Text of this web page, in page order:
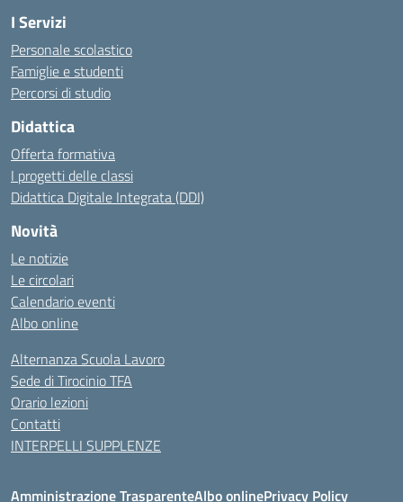
I Servizi
Personale scolastico
Famiglie e studenti
Percorsi di studio
Didattica
Offerta formativa
I progetti delle classi
Didattica Digitale Integrata (DDI)
Novità
Le notizie
Le circolari
Calendario eventi
Albo online
Alternanza Scuola Lavoro
Sede di Tirocinio TFA
Orario lezioni
Contatti
INTERPELLI SUPPLENZE
Amministrazione TrasparenteAlbo onlinePrivacy Policy